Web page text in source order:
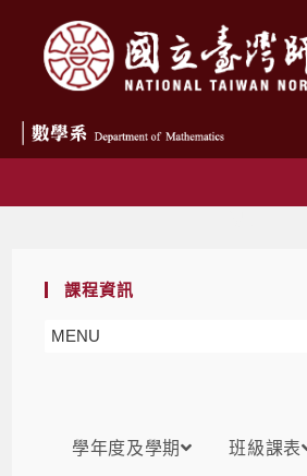
課程資訊
MENU
學年度及學期 班級課表